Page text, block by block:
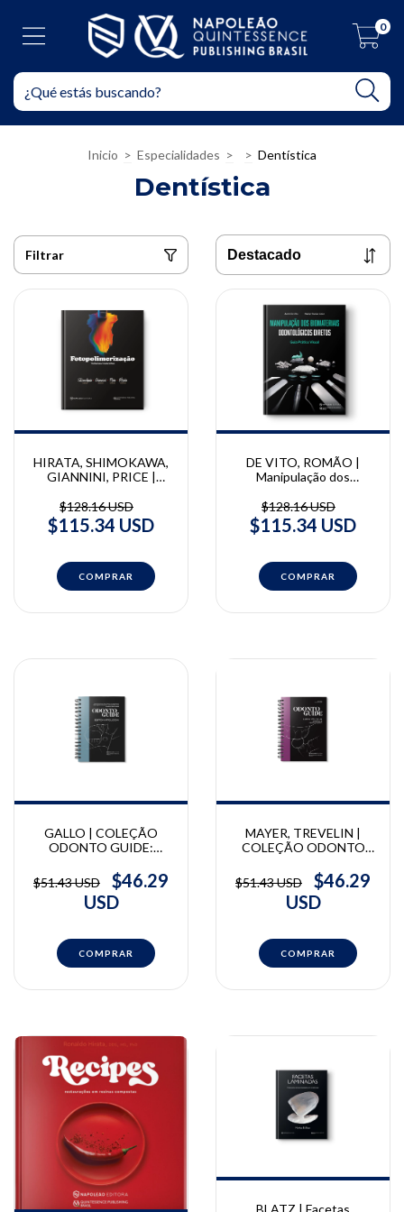
0
Inicio > Especialidades > > Dentística
Dentística
Filtrar
HIRATA, SHIMOKAWA,
GIANNINI, PRICE |
Ronaldo Hirata, Carlos
Shimokawa, Marcelo
Giannini, Richard Price
$128.16 USD
$115.34 USD
DE VITO, ROMÃO |
Manipulação dos
Odontológicos Diretos |
André De Vito, Waldyr
Romão Júnior
$128.16 USD
$115.34 USD
GALLO | COLEÇÃO
ODONTO GUIDE:
Gallo, Andréa Witzel,
Celso Lemos Júnior, Fábio
Alves, Norberto Sugaya
$51.43 USD
$46.29
USD
MAYER, TREVELIN |
COLEÇÃO ODONTO
Mayer, Lívia Tosi Trevelin
$51.43 USD
$46.29
USD
BLATZ | Facetas